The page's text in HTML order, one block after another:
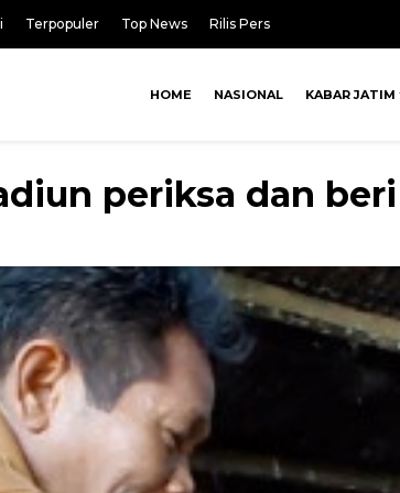
Terpopuler Top News Rilis Pers
HOME NASIONAL KABAR JATIM
periksa dan